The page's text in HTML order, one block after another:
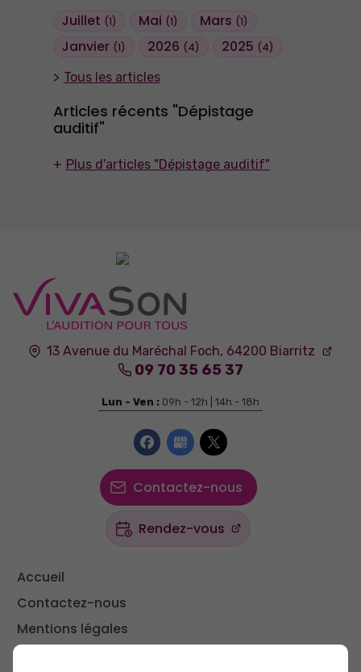
Juillet (1) Mai (1) Mars (1)
Janvier (1) 2026 (4) 2025 (4)
Tous les articles
Articles récents "Dépistage
auditif"
Plus d'articles "Dépistage auditif"
13 Avenue du Maréchal Foch, 64200 Biarritz
09 70 35 65 37
Lun - Ven : 09h - 12h | 14h - 18h
Contactez-nous
Rendez-vous
Accueil
Contactez-nous
Mentions légales